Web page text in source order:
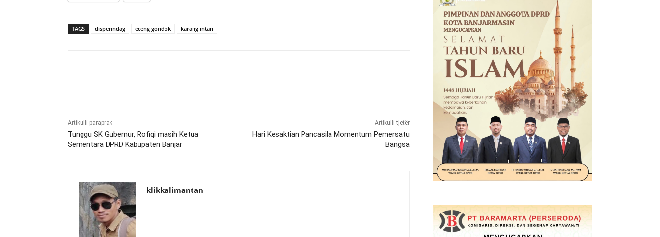
TAGS disperindag eceng gondok karang intan
Artikulli paraprak
Tunggu SK Gubernur, Rofiqi masih Ketua
Sementara DPRD Kabupaten Banjar
Artikulli tjetër
Hari Kesaktian Pancasila Momentum Pemersatu
Bangsa
klikkalimantan